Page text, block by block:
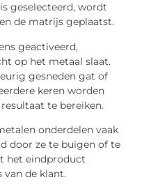
geselecteerd, wordt
de matrijs geplaatst.
geactiveerd,
op het metaal slaat.
gesneden gat of
keren worden
te bereiken.
onderdelen vaak
door ze te buigen of te
het eindproduct
van de klant.